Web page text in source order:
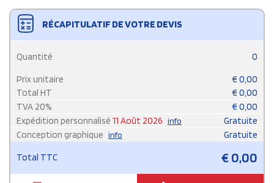
RÉCAPITULATIF DE VOTRE DEVIS
Quantité 0
Prix unitaire € 0,00
Total HT
€ 0,00
TVA 20% € 0,00
Expédition personnalisé 11 Août 2026 info
Gratuite
Conception graphique info Gratuite
Total TTC €0,00